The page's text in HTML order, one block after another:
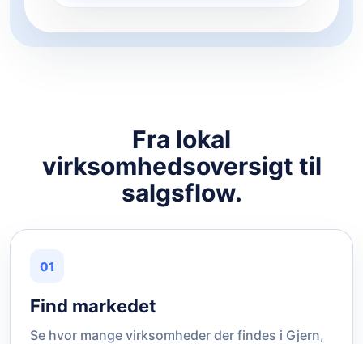
Fra lokal
virksomhedsoversigt til
salgsflow.
01
Find markedet
Se hvor mange virksomheder der findes i Gjern,